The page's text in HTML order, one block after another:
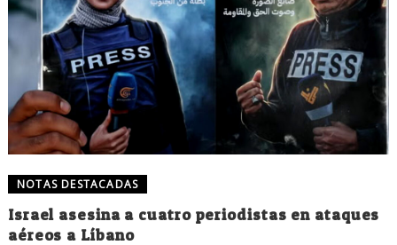
NOTAS DESTACADAS
Israel asesina a cuatro periodistas en ataques
aéreos a Líbano